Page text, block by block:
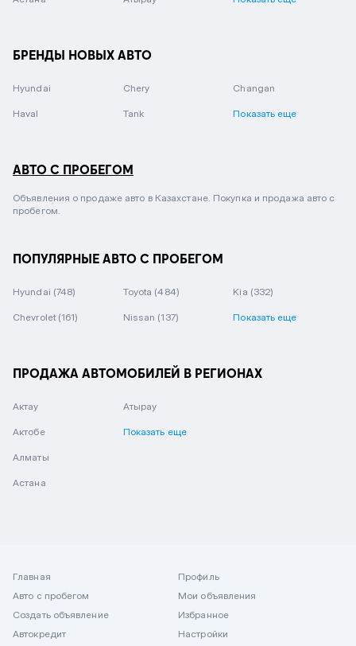
БРЕНДЫ НОВЫХ АВТО
Hyundai Chery Changan
Haval Tank Показать еще
АВТО С ПРОБЕГОМ
Объявления о продаже авто в Казахстане. Покупка и продажа авто с
пробегом.
ПОПУЛЯРНЫЕ АВТО С ПРОБЕГОМ
Hyundai (748) Toyota (484) Kia (332)
Chevrolet (161) Nissan (137) Показать еще
ПРОДАЖА АВТОМОБИЛЕЙ В РЕГИОНАХ
Актау
Актобе
Алматы
Астана
Атырау
Показать еще
Главная
Авто с пробегом
Создать объявление
Автокредит
Профиль
Мои объявления
Избранное
Настройки